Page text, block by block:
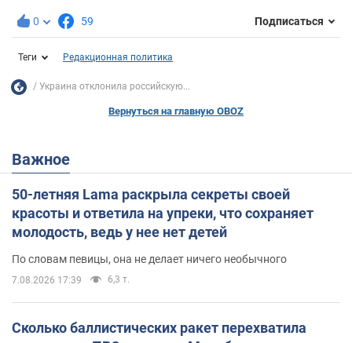
0 59 Подписаться
Теги Редакционная политика
Украина отклонила российскую...
Вернуться на главную OBOZ
Важное
50-летняя Lama раскрыла секреты своей
красоты и ответила на упреки, что сохраняет
молодость, ведь у нее нет детей
По словам певицы, она не делает ничего необычного
7.08.2026 17:39 6,3 т.
Сколько баллистических ракет перехватила